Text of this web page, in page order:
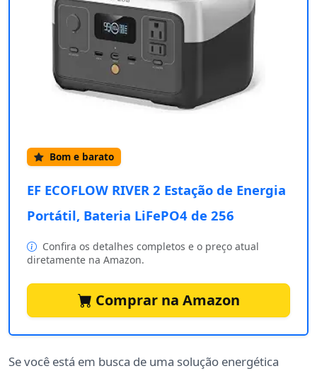
Bom e barato
EF ECOFLOW RIVER 2 Estação de Energia
Portátil, Bateria LiFePO4 de 256
Confira os detalhes completos e o preço atual
diretamente na Amazon.
Comprar na Amazon
Se você está em busca de uma solução energética